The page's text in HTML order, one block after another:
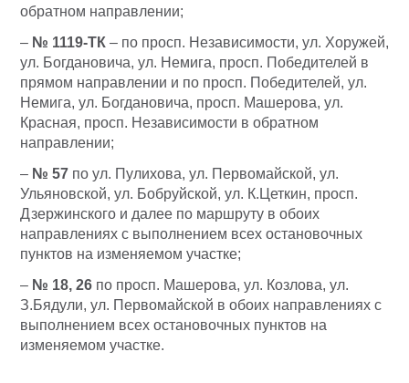
обратном направлении;
– № 1119-ТК – по просп. Независимости, ул. Хоружей,
ул. Богдановича, ул. Немига, просп. Победителей в
прямом направлении и по просп. Победителей, ул.
Немига, ул. Богдановича, просп. Машерова, ул.
Красная, просп. Независимости в обратном
направлении;
– № 57 по ул. Пулихова, ул. Первомайской, ул.
Ульяновской, ул. Бобруйской, ул. К.Цеткин, просп.
Дзержинского и далее по маршруту в обоих
направлениях с выполнением всех остановочных
пунктов на изменяемом участке;
– № 18, 26 по просп. Машерова, ул. Козлова, ул.
З.Бядули, ул. Первомайской в обоих направлениях с
выполнением всех остановочных пунктов на
изменяемом участке.